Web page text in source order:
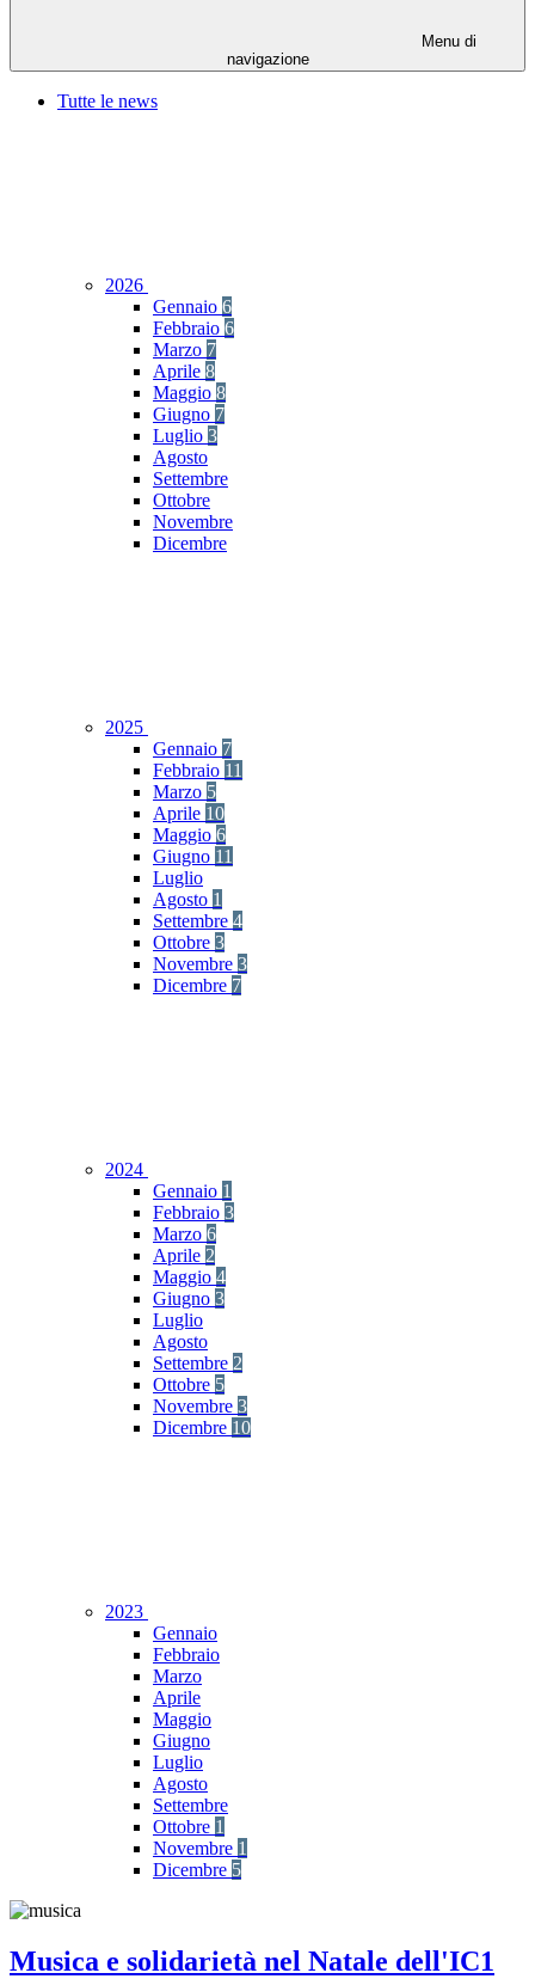
Menu di
navigazione
Tutte le news
2026
Gennaio 6
Febbraio 6
Marzo 7
Aprile 8
Maggio 8
Giugno 7
Luglio 3
Agosto
Settembre
Ottobre
Novembre
Dicembre
2025
Gennaio 7
Febbraio 11
Marzo 5
Aprile 10
Maggio 6
Giugno 11
Luglio
Agosto 1
Settembre 4
Ottobre 3
Novembre 3
Dicembre 7
2024
Gennaio 1
Febbraio 3
Marzo 6
Aprile 2
Maggio 4
Giugno 3
Luglio
Agosto
Settembre 2
Ottobre 5
Novembre 3
Dicembre 10
2023
Gennaio
Febbraio
Marzo
Aprile
Maggio
Giugno
Luglio
Agosto
Settembre
Ottobre 1
Novembre 1
Dicembre 5
Musica e solidarietà nel Natale dell'IC1